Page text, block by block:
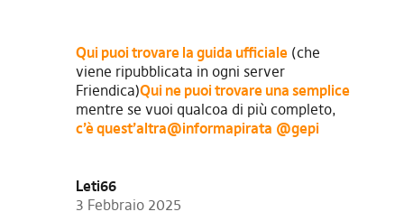
Qui puoi trovare la guida ufficiale(che
viene ripubblicata in ogni server
Friendica)Qui ne puoi trovare una semplice
mentre se vuoi qualcoa di più completo,
c’è quest’altra@informapirata @gepi
Leti66
3 Febbraio 2025